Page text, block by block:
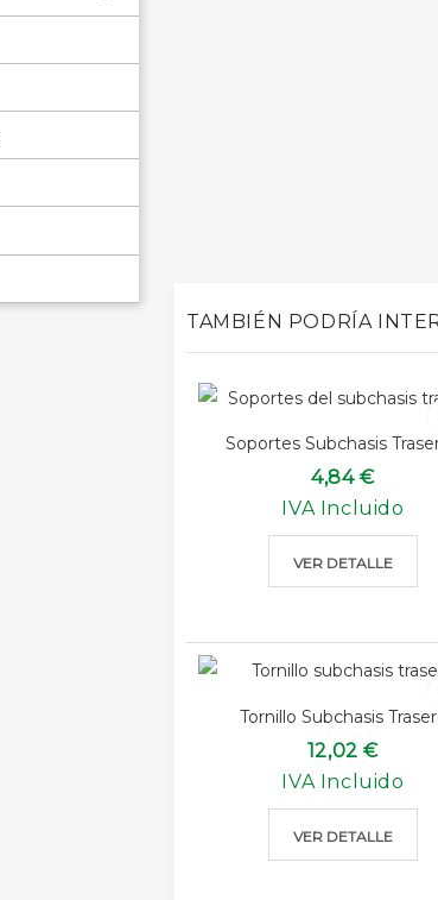
TAMBIÉN PODRÍA
Soportes Subchasis
4,84 €
IVA Incluido
VER DETALLE
Tornillo Subchasis
12,02 €
IVA Incluido
VER DETALLE